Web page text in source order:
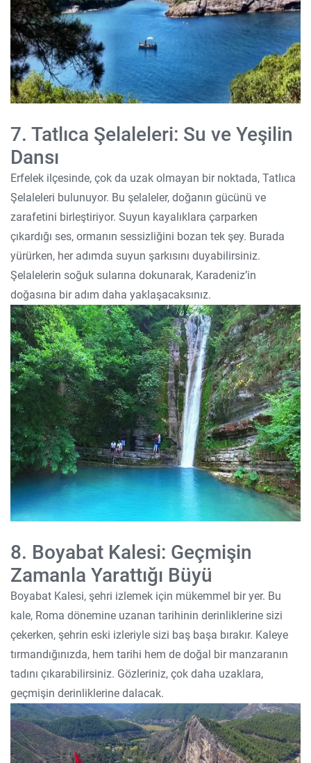
7. Tatlıca Şelaleleri: Su ve Yeşilin
Dansı
Erfelek ilçesinde, çok da uzak olmayan bir noktada, Tatlıca
Şelaleleri bulunuyor. Bu şelaleler, doğanın gücünü ve
zarafetini birleştiriyor. Suyun kayalıklara çarparken
çıkardığı ses, ormanın sessizliğini bozan tek şey. Burada
yürürken, her adımda suyun şarkısını duyabilirsiniz.
Şelalelerin soğuk sularına dokunarak, Karadeniz’in
doğasına bir adım daha yaklaşacaksınız.
8. Boyabat Kalesi: Geçmişin
Zamanla Yarattığı Büyü
Boyabat Kalesi, şehri izlemek için mükemmel bir yer. Bu
kale, Roma dönemine uzanan tarihinin derinliklerine sizi
çekerken, şehrin eski izleriyle sizi baş başa bırakır. Kaleye
tırmandığınızda, hem tarihi hem de doğal bir manzaranın
tadını çıkarabilirsiniz. Gözleriniz, çok daha uzaklara,
geçmişin derinliklerine dalacak.